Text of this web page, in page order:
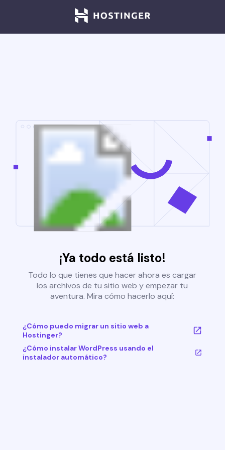
¡Ya todo está listo!
Todo lo que tienes que hacer ahora es cargar
los archivos de tu sitio web y empezar tu
aventura. Mira cómo hacerlo aquí:
¿Cómo puedo migrar un sitio web a
Hostinger?
¿Cómo instalar WordPress usando el
instalador automático?